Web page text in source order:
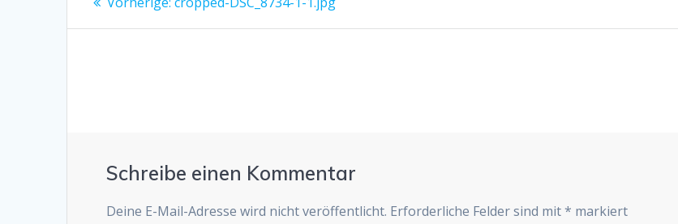
Schreibe einen Kommentar
Deine E-Mail-Adresse wird nicht veröffentlicht. Erforderliche Felder sind mit* markiert